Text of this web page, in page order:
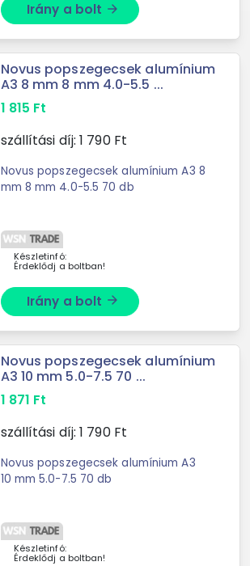
Irány a bolt arrow_forward
Novus popszegecsek alumínium
A3 8 mm 8 mm 4.0-5.5 ...
1 815 Ft
szállítási díj: 1 790Ft
Novus popszegecsek alumínium A3 8
mm 8 mm 4.0-5.5 70 db
Készletinfó:
Érdeklődj a boltban!
Irány a bolt arrow_forward
Novus popszegecsek alumínium
A3 10 mm 5.0-7.5 70 ...
1 871 Ft
szállítási díj: 1 790Ft
Novus popszegecsek alumínium A3
10 mm 5.0-7.5 70 db
Készletinfó:
Érdeklődj a boltban!